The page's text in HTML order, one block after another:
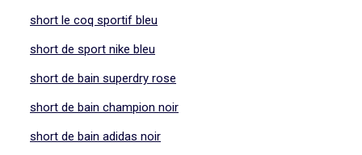
short le coq sportif bleu
short de sport nike bleu
short de bain superdry rose
short de bain champion noir
short de bain adidas noir